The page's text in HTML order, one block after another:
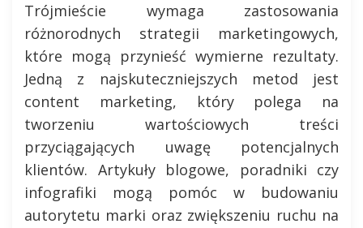
Trójmieście wymaga zastosowania
różnorodnych strategii marketingowych,
które mogą przynieść wymierne rezultaty.
Jedną z najskuteczniejszych metod jest
content marketing, który polega na
tworzeniu wartościowych treści
przyciągających uwagę potencjalnych
klientów. Artykuły blogowe, poradniki czy
infografiki mogą pomóc w budowaniu
autorytetu marki oraz zwiększeniu ruchu na